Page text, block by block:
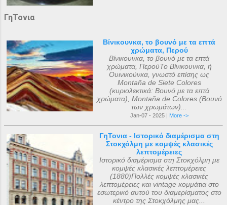
ΓηΤονια
Βίνικουνκα, το βουνό με τα επτά
χρώματα, Περού
Βίνικουνκα, το βουνό με τα επτά
χρώματα, ΠερούΤο Βίνικουνκα, ή
Ουινικούνκα, γνωστό επίσης ως
Montaña de Siete Colores
(κυριολεκτικά: Βουνό με τα επτά
χρώματα), Montaña de Colores (Βουνό
των χρωμάτων)...
Jan-07 - 2025 | More ->
ΓηΤονια - Ιστορικό διαμέρισμα στη
Στοκχόλμη με κομψές κλασικές
λεπτομέρειες
Ιστορικό διαμέρισμα στη Στοκχόλμη με
κομψές κλασικές λεπτομέρειες
(1880)Πολλές κομψές κλασικές
λεπτομέρειες και vintage κομμάτια στο
εσωτερικό αυτού του διαμερίσματος στο
κέντρο της Στοκχόλμης μας...